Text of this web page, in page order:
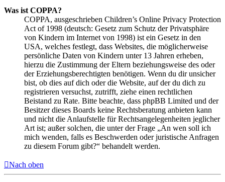
Was ist COPPA?
COPPA, ausgeschrieben Children’s Online Privacy Protection
Act of 1998 (deutsch: Gesetz zum Schutz der Privatsphäre
von Kindern im Internet von 1998) ist ein Gesetz in den
USA, welches festlegt, dass Websites, die möglicherweise
persönliche Daten von Kindern unter 13 Jahren erheben,
hierzu die Zustimmung der Eltern beziehungsweise des oder
der Erziehungsberechtigten benötigen. Wenn du dir unsicher
bist, ob dies auf dich oder die Website, auf der du dich zu
registrieren versuchst, zutrifft, ziehe einen rechtlichen
Beistand zu Rate. Bitte beachte, dass phpBB Limited und der
Besitzer dieses Boards keine Rechtsberatung anbieten kann
und nicht die Anlaufstelle für Rechtsangelegenheiten jeglicher
Art ist; außer solchen, die unter der Frage „An wen soll ich
mich wenden, falls es Beschwerden oder juristische Anfragen
zu diesem Forum gibt?“ behandelt werden.
Nach oben